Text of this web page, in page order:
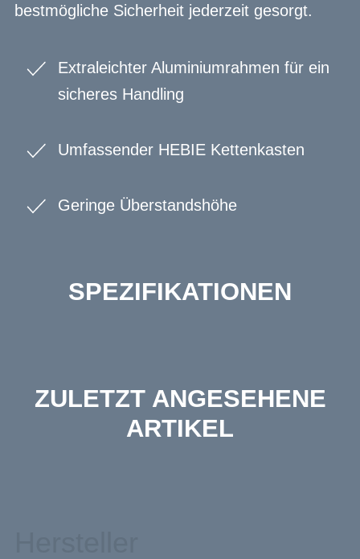
bestmögliche Sicherheit jederzeit gesorgt.
Extraleichter Aluminiumrahmen für ein
sicheres Handling
Umfassender HEBIE Kettenkasten
Geringe Überstandshöhe
SPEZIFIKATIONEN
ZULETZT ANGESEHENE
ARTIKEL